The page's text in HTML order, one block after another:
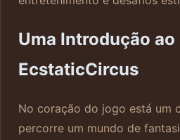
Uma Introdução ao
EcstaticCircus
No coração do jogo está um
percorre um mundo de